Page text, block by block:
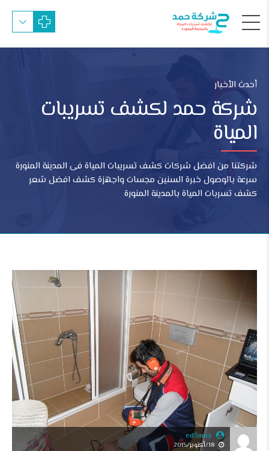
أحدث الأخبار
شركة حمد لكشف تسريبات
المياة
شركتنا من افضل شركات كشف تسريبات المياة فى المدينة المنورة
سرعة بالوصول خبرة السنين مجسات واجهزة كشف افضل شعر
كشف تسربات المياة بالمدينة المنورة
ed3mny
18/أكتوبر/2015